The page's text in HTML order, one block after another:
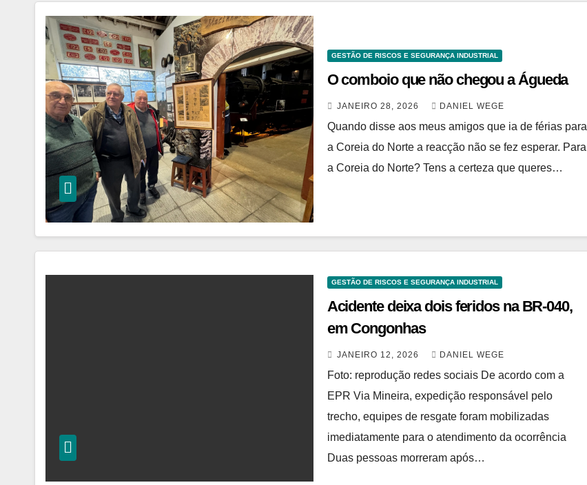
GESTÃO DE RISCOS E SEGURANÇA INDUSTRIAL
O comboio que não chegou a Águeda
JANEIRO 28, 2026 DANIEL WEGE
Quando disse aos meus amigos que ia de férias para
a Coreia do Norte a reacção não se fez esperar. Para
a Coreia do Norte? Tens a certeza que queres…
GESTÃO DE RISCOS E SEGURANÇA INDUSTRIAL
Acidente deixa dois feridos na BR-040,
em Congonhas
JANEIRO 12, 2026 DANIEL WEGE
Foto: reprodução redes sociais De acordo com a
EPR Via Mineira, expedição responsável pelo
trecho, equipes de resgate foram mobilizadas
imediatamente para o atendimento da ocorrência
Duas pessoas morreram após…